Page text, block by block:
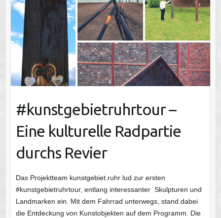
#kunstgebietruhrtour –
Eine kulturelle Radpartie
durchs Revier
Das Projektteam kunstgebiet.ruhr lud zur ersten
#kunstgebietruhrtour, entlang interessanter Skulpturen und
Landmarken ein. Mit dem Fahrrad unterwegs, stand dabei
die Entdeckung von Kunstobjekten auf dem Programm. Die